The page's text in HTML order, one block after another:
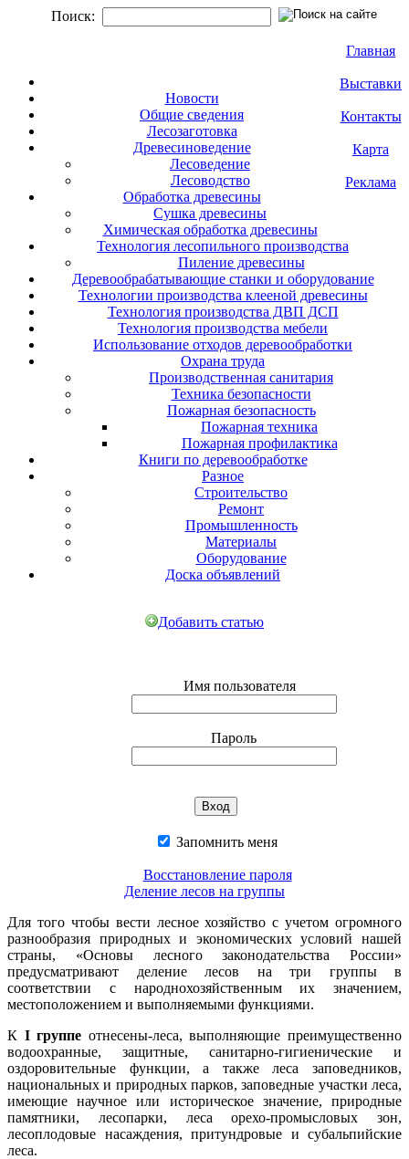
Поиск:
Главная
Выставки
Контакты
Карта
Реклама
Новости
Общие сведения
Лесозаготовка
Древесиноведение
Лесоведение
Лесоводство
Обработка древесины
Сушка древесины
Химическая обработка древесины
Технология лесопильного производства
Пиление древесины
Деревообрабатывающие станки и оборудование
Технологии производства клееной древесины
Технология производства ДВП ДСП
Технология производства мебели
Использование отходов деревообработки
Охрана труда
Производственная санитария
Техника безопасности
Пожарная безопасность
Пожарная техника
Пожарная профилактика
Книги по деревообработке
Разное
Строительство
Ремонт
Промышленность
Материалы
Оборудование
Доска объявлений
Добавить статью
Имя пользователя
Пароль
Запомнить меня
Восстановление пароля
Деление лесов на группы
Для того чтобы вести лесное хозяйство с учетом огромного
разнообразия природных и экономических условий нашей
страны, «Основы лесного законодательства России»
предусматривают деление лесов на три группы в
соответствии с народнохозяйственным их значением,
местоположением и выполняемыми функциями.
К I группе отнесены-леса, выполняющие преимущественно
водоохранные, защитные, санитарно-гигиенические и
оздоровительные функции, а также леса заповедников,
национальных и природных парков, заповедные участки леса,
имеющие научное или историческое значение, природные
памятники, лесопарки, леса орехо-промысловых зон,
лесоплодовые насаждения, притундровые и субальпийские
леса.